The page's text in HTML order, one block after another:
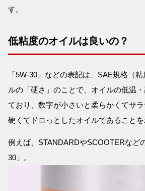
す。
低粘度のオイルは良いの？
「5W-30」などの表記は、SAE規格（
ルの「硬さ」のことで、オイルの低温
ており、数字が小さいと柔らかくてサ
硬くてドロっとしたオイルであることを
例えば、STANDARDやSCOOTERなど
30」。